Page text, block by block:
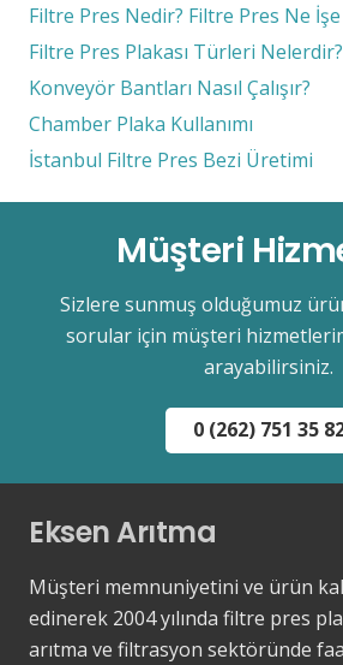
Filtre Pres Nedir? Filtre Pres Ne
Filtre Pres Plakası Türleri Nelerdir?
Konveyör Bantları Nasıl Çalışır?
Chamber Plaka Kullanımı
İstanbul Filtre Pres Bezi Üretimi
Müşteri
Sizlere sunmuş olduğumuz
sorular için müşteri
arayabilirsiniz.
0 (262) 751 35
Eksen Arıtma
Müşteri memnuniyetini ve ürün
edinerek 2004 yılında filtre pres
arıtma ve filtrasyon sektöründe